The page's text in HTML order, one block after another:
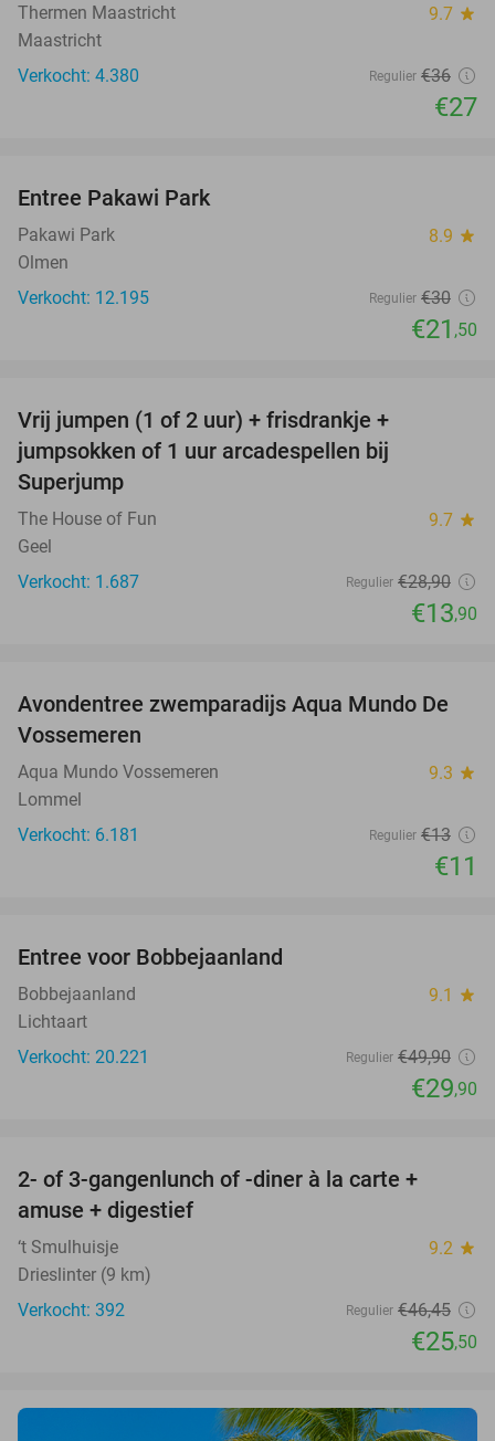
Thermen Maastricht 9.7 star
Maastricht
Verkocht: 4.380
Regulier €36
€27
Entree Pakawi Park
Pakawi Park 8.9 star
Olmen
Verkocht: 12.195
Regulier €30
€21 ,50
Vrij jumpen (1 of 2 uur) + frisdrankje +
jumpsokken of 1 uur arcadespellen bij
Superjump
The House of Fun 9.7 star
Geel
Verkocht: 1.687
Regulier €28,90
€13,90
15%
Avondentree zwemparadijs Aqua Mundo De
Vossemeren
Aqua Mundo Vossemeren 9.3 star
Lommel
Verkocht: 6.181
Regulier €13
€11
Entree voor Bobbejaanland
Bobbejaanland 9.1 star
Lichtaart
Verkocht: 20.221
Regulier €49,90
€29,90
2- of 3-gangenlunch of -diner à la carte +
amuse + digestief
‘t Smulhuisje 9.2 star
Drieslinter (9 km)
Verkocht: 392
Regulier €46,45
€25,50